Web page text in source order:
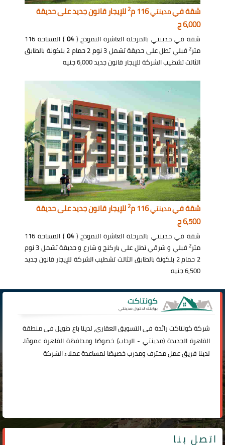
شقة فيمدينتي116 م 2للإيجار قانون جديد على حديقة
6,000 ج
شقة في مدينتي بالمرحلة العاشرة النموذج (04
) المساحة 116
متر2
قبلي تطل على حديقة تشمل 3 نوم 2 حمام 2 بلكونة بالطابق
الثالث تشطيب الشركة للإيجار قانون جديد 6,000 جنيه
شقة فيمدينتي116 م 2للإيجار قانون جديد على حديقة
6,500 ج
شقة في مدينتي بالمرحلة العاشرة النموذج (04
) المساحة 116
متر2
قبلي و شرقي تطل على باركنج و شارع و حديقة تشمل 3 نوم
2 حمام 2 بلكونة بالطابق الثالث تشطيب الشركة للإيجار قانون جديد
6,500 جنيه
شركةكونتاكترائدة فى التسويق العقاري، لدينا باع طويل فى منطقة
القاهرة الجديدة (مدينتي -الرحاب) خصوصًا ومحافظة القاهرة عمومًا.
لدينا فريق عمل محترف ومدرب خصيصًا لمساعدة عملاء الشركة
اتصل بنا